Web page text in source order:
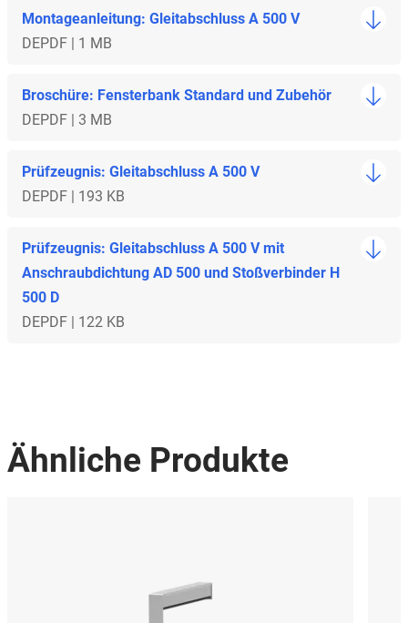
Montageanleitung: Gleitabschluss A 500 V
DEPDF | 1 MB
Broschüre: Fensterbank Standard und Zubehör
DEPDF | 3 MB
Prüfzeugnis: Gleitabschluss A 500 V
DEPDF | 193 KB
Prüfzeugnis: Gleitabschluss A 500 V mit
Anschraubdichtung AD 500 und Stoßverbinder H
500 D
DEPDF | 122 KB
Ähnliche Produkte